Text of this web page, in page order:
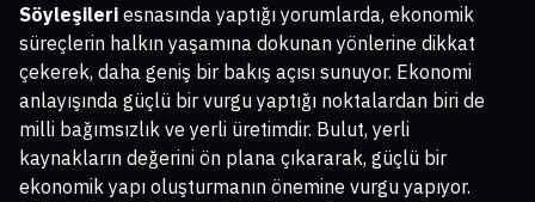
Söyleşileri esnasında yaptığı yorumlarda, ekonomik
süreçlerin halkın yaşamına dokunan yönlerine dikkat
çekerek, daha geniş bir bakış açısı sunuyor. Ekonomi
anlayışında güçlü bir vurgu yaptığı noktalardan biri de
milli bağımsızlık ve yerli üretimdir. Bulut, yerli
kaynakların değerini ön plana çıkararak, güçlü bir
ekonomik yapı oluşturmanın önemine vurgu yapıyor.